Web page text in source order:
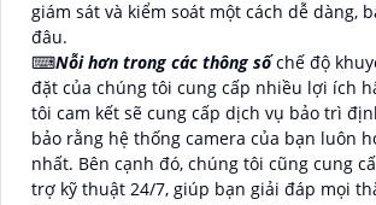
giám sát và kiểm soát một cách dễ dàng,
đâu.
⌨Nỗi hơn trong các thông sốchế độ
đặt của chúng tôi cung cấp nhiều lợi ích
tôi cam kết sẽ cung cấp dịch vụ bảo trì
bảo rằng hệ thống camera của bạn luôn
nhất. Bên cạnh đó, chúng tôi cũng cung
trợ kỹ thuật 24/7, giúp bạn giải đáp mọi